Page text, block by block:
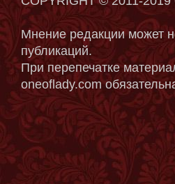
Мнение редакции может
публикаций.
При перепечатке
oneoflady.com